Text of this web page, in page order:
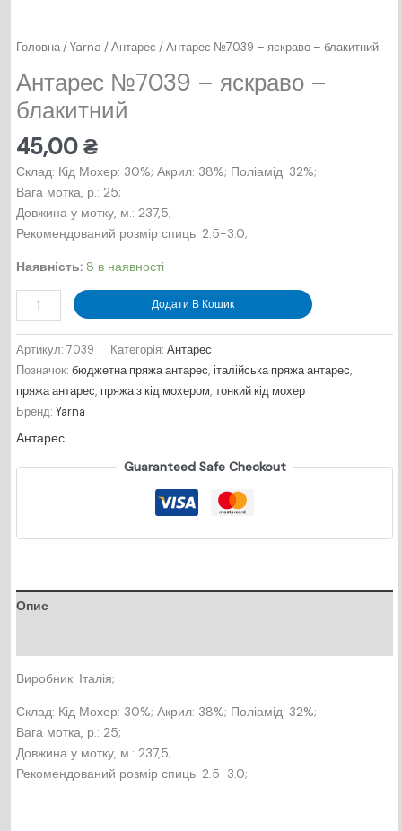
Головна/Yarna /Антарес / Антарес №7039 – яскраво – блакитний
Антарес №7039 – яскраво –
блакитний
45,00₴
Склад: Кід Мохер: 30%; Акрил: 38%; Поліамід: 32%;
Вага мотка, р.: 25;
Довжина у мотку, м.: 237,5;
Рекомендований розмір спиць: 2.5-3.0;
Наявність: 8 в наявності
Антарес
№7039
-
яскраво
блакитний
кількість
Додати В Кошик
Артикул: 7039 Категорія: Антарес
Позначок: бюджетна пряжа антарес, італійська пряжа антарес,
пряжа антарес, пряжа з кід мохером, тонкий кід мохер
Бренд: Yarna
Антарес
Guaranteed Safe Checkout
Опис
Виробник: Італія;
Склад: Кід Мохер: 30%; Акрил: 38%; Поліамід: 32%;
Вага мотка, р.: 25;
Довжина у мотку, м.: 237,5;
Рекомендований розмір спиць: 2.5-3.0;